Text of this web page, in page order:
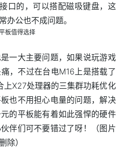
口的，可以搭配磁吸键盘，这
办公也不成问题。
一大主要问题，如果说玩游戏
，不过在台电M16上是搭载了
X27处理器的三集群功耗优化
也不用担心电量的问题，解决
的平板能有着如此强悍的硬件
伴们可不要错过了呀！（图片
除）